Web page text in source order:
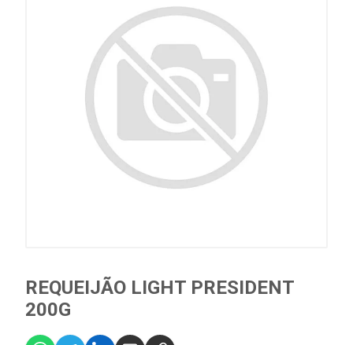
REQUEIJÃO LIGHT PRESIDENT
200G